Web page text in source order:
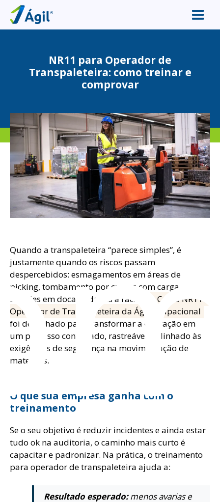
NR11 para Operador de
Transpaleteira: como treinar e
comprovar
Quando a transpaleteira “parece simples”, é
justamente quando os riscos passam
despercebidos: esmagamentos em áreas de
picking, tombamento por curvas com carga,
colisões em docas e danos a racks.
O Curso NR11 –
Operador de Transpaleteira da Ágil Ocupacional
foi desenhado para transformar a operação em
um processo controlado, rastreável e alinhado às
exigências de segurança na movimentação de
materiais.
O que sua empresa ganha com o
treinamento
Se o seu objetivo é reduzir incidentes e ainda estar
tudo ok na auditoria, o caminho mais curto é
capacitar e padronizar. Na prática, o treinamento
para operador de transpaleteira ajuda a:
Resultado esperado:menos avarias e